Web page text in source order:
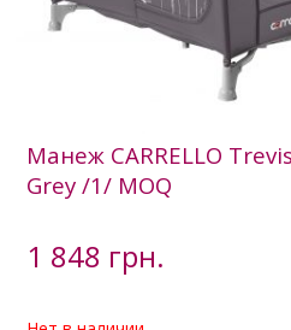
Манеж CARRELLO
Grey /1/ MOQ
1 848 грн.